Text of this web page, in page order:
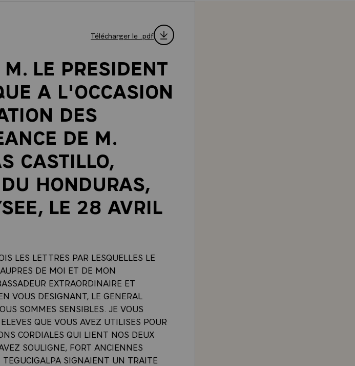
Télécharger le .pdf
LE PRESIDENT
A L'OCCASION
DES
DE M.
CASTILLO,
HONDURAS,
LE 28 AVRIL
LES LETTRES PAR LESQUELLES LE
DE MOI ET DE MON
EXTRAORDINAIRE ET
VOUS DESIGNANT, LE GENERAL
SOMMES SENSIBLES. JE VOUS
QUE VOUS AVEZ UTILISES POUR
CORDIALES QUI LIENT NOS DEUX
SOULIGNE, FORT ANCIENNES
SIGNAIENT UN TRAITE